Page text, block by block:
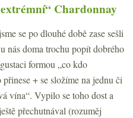
Chardonnay
se po dlouhé době zase sešli
nás doma trochu popít dobrého
formou „co kdo
přinese + se složíme na jednu či
vína“. Vypilo se toho dost a
přechutnával (rozuměj